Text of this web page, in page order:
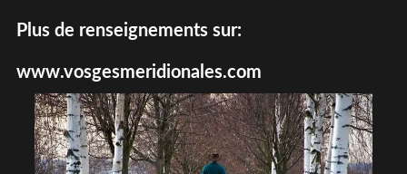
Plus de renseignements sur:
www.vosgesmeridionales.com